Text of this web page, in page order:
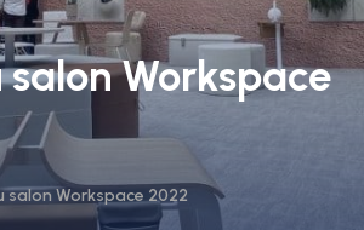
salon Workspace
salon Workspace 2022